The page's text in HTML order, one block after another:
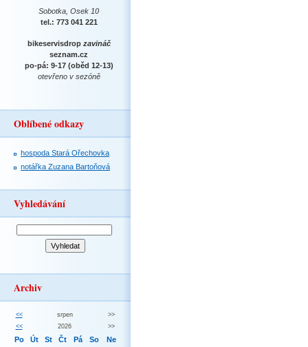
Sobotka, Osek 10
tel.: 773 041 221
bikeservisdrop zavináč
seznam.cz
po-pá: 9-17 (oběd 12-13)
otevřeno v sezóně
Oblíbené odkazy
hospoda Stará Ořechovka
notářka Zuzana Bartoňová
Vyhledávání
Archiv
<< srpen
>>
<<
2026 >>
Po Út St Čt Pá So Ne